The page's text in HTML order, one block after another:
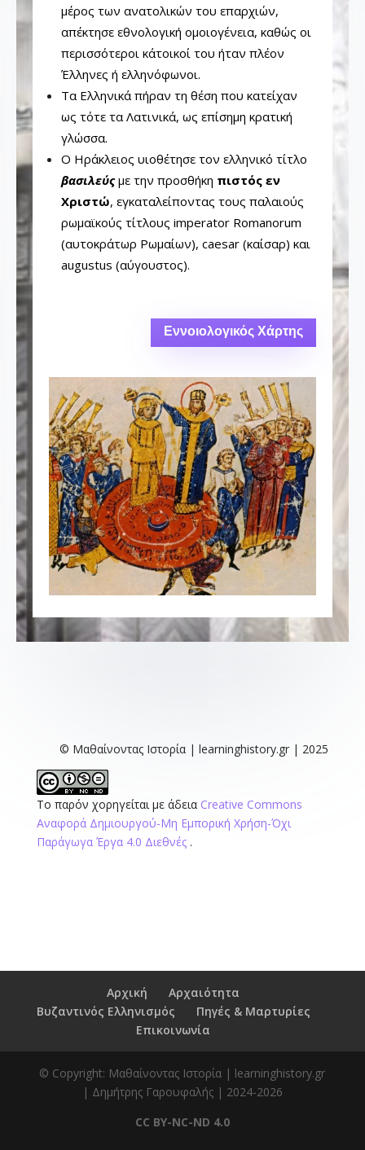
μέρος των ανατολικών του επαρχιών,
απέκτησε εθνολογική ομοιογένεια, καθώς οι
περισσότεροι κάτοικοί του ήταν πλέον
Έλληνες ή ελληνόφωνοι.
Τα Ελληνικά πήραν τη θέση που κατείχαν
ως τότε τα Λατινικά, ως επίσημη κρατική
γλώσσα.
Ο Ηράκλειος υιοθέτησε τον ελληνικό τίτλο
βασιλεύς με την προσθήκη πιστός εν
Χριστώ, εγκαταλείποντας τους παλαιούς
ρωμαϊκούς τίτλους imperator Romanorum
(αυτοκράτωρ Ρωμαίων), caesar (καίσαρ) και
augustus (αύγουστος).
Εννοιολογικός Χάρτης
© Μαθαίνοντας Ιστορία | learninghistory.gr | 2025
Το παρόν χορηγείται με άδεια Creative Commons
Αναφορά Δημιουργού-Μη Εμπορική Χρήση-Όχι
Παράγωγα Έργα 4.0 Διεθνές .
Αρχική
Αρχαιότητα
Βυζαντινός Ελληνισμός
Πηγές & Μαρτυρίες
Επικοινωνία
© Copyright: Μαθαίνοντας Ιστορία | learninghistory.gr
| Δημήτρης Γαρουφαλής | 2024-2026
CC BY-NC-ND 4.0